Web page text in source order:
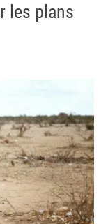
les plans